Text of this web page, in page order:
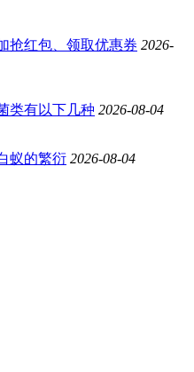
抢红包、领取优惠券 2026-
类有以下几种 2026-08-04
蚁的繁衍 2026-08-04